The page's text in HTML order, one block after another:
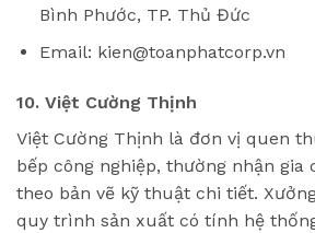
Bình Phước, TP. Thủ Đức
Email: kien@toanphatcorp.vn
10. Việt Cường Thịnh
Việt Cường Thịnh là đơn vị quen
bếp công nghiệp, thường nhận gia
theo bản vẽ kỹ thuật chi tiết.
quy trình sản xuất có tính hệ